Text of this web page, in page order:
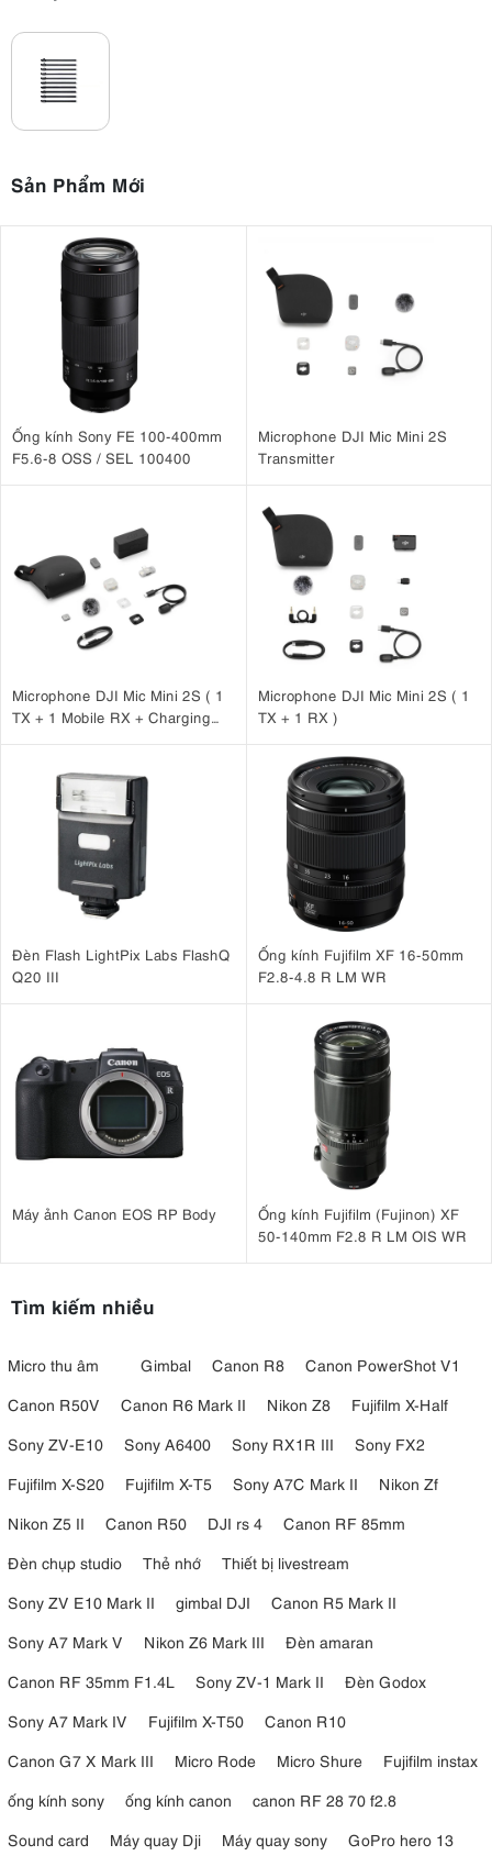
Sản Phẩm Mới
Ống kính Sony FE 100-400mm
F5.6-8 OSS / SEL 100400
Microphone DJI Mic Mini 2S
Transmitter
Microphone DJI Mic Mini 2S ( 1
TX + 1 Mobile RX + Charging
Microphone DJI Mic Mini 2S ( 1
TX + 1 RX )
Đèn Flash LightPix Labs FlashQ
Q20 III
Ống kính Fujifilm XF 16-50mm
F2.8-4.8 R LM WR
Máy ảnh Canon EOS RP Body
Ống kính Fujifilm (Fujinon) XF
50-140mm F2.8 R LM OIS WR
Tìm kiếm nhiều
Micro thu âm Gimbal Canon R8
Canon PowerShot V1
Canon R50V
Canon R6 Mark II Nikon Z8
Fujifilm X-Half
Sony ZV-E10
Sony A6400 Sony RX1R III
Sony FX2
Fujifilm X-S20
Fujifilm X-T5 Sony A7C Mark II
Nikon Zf
Nikon Z5 II
Canon R50 DJI rs 4
Canon RF 85mm
Đèn chụp studio
Thẻ nhớ
Thiết bị livestream
Sony ZV E10 Mark II
gimbal DJI
Canon R5 Mark II
Sony A7 Mark V
Nikon Z6 Mark III
Đèn amaran
Canon RF 35mm F1.4L
Sony ZV-1 Mark II
Đèn Godox
Sony A7 Mark IV
Fujifilm X-T50
Canon R10
Canon G7 X Mark III
Micro Rode Micro Shure
Fujifilm instax
ống kính sony
ống kính canon
canon RF 28 70 f2.8
Sound card
Máy quay Dji Máy quay sony
GoPro hero 13